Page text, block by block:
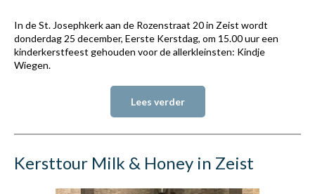
In de St. Josephkerk aan de Rozenstraat 20 in Zeist wordt
donderdag 25 december, Eerste Kerstdag, om 15.00 uur een
kinderkerstfeest gehouden voor de allerkleinsten: Kindje
Wiegen.
Lees verder
Kersttour Milk & Honey in Zeist